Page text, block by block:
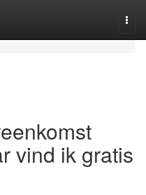
vind ik gratis